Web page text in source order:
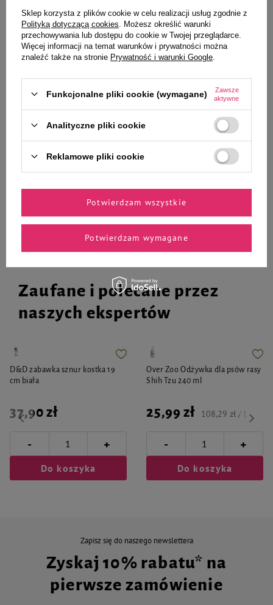
Wybrane specjalnie dla
Ciebie i Twojego czworonoga
Basic serce duże niebieskie
35,00 zł
- +
Kabanosy z jelenia 150 g
41,99 zł 279,93 zł / kg
- +
Zaufane i polecane przez
naszych ekspertów
D&D zabawka sznur kostka 19
cm biała
37,90 zł
- +
Do koszyka
Over Zoo Odżywka dla psów rasy
Shih Tzu 240 ml
25,99 zł 108,29 zł / l
- +
Do koszyka
Zapisz się do naszego newslettera
Zyskaj 10% rabatu* na
pierwsze zamówienie
Sklep korzysta z plików cookie w celu realizacji usług zgodnie z
Polityką dotyczącą cookies . Możesz określić warunki
przechowywania lub dostępu do cookie w Twojej przeglądarce.
Więcej informacji na temat warunków i prywatności można
znaleźć także na stronie Prywatność i warunki Google
Funkcjonalne pliki cookie (wymagane)
Zawsze
aktywne
Analityczne pliki cookie
Reklamowe pliki cookie
Potwierdzam wymagane
Potwierdzam wszystkie